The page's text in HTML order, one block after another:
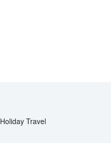
Holiday Travel